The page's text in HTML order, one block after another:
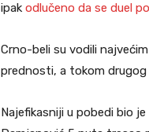
ipak odlučeno da se duel
Crno-beli su vodili
prednosti, a tokom drugog
Najefikasniji u pobedi bio